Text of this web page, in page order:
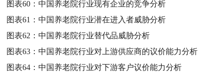
图表60：中国养老院行业现有企业的竞争分析
图表61：中国养老院行业潜在进入者威胁分析
图表62：中国养老院行业替代品威胁分析
图表63：中国养老院行业对上游供应商的议价能力分析
图表64：中国养老院行业对下游客户议价能力分析